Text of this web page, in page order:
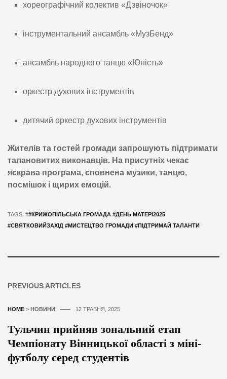
хореографічний колектив «Дзвіночок»
інструментальний ансамбль «МузБенд»
ансамбль народного танцю «Юність»
оркестр духових інструментів
дитячий оркестр духових інструментів
Жителів та гостей громади запрошують підтримати
талановитих виконавців. На присутніх чекає
яскрава програма, сповнена музики, танцю,
посмішок і щирих емоцій.
TAGS: ##КРИЖОПІЛЬСЬКА ГРОМАДА #ДЕНЬ МАТЕРІ2025
#СВЯТКОВИЙЗАХІД #МИСТЕЦТВО ГРОМАДИ #ПІДТРИМАЙ ТАЛАНТИ
PREVIOUS ARTICLES
HOME > НОВИНИ 12 ТРАВНЯ, 2025
Тульчин прийняв зональний етап
Чемпіонату Вінницької області з міні-
футболу серед студентів